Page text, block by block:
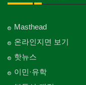
Masthead
온라인지면 보기
핫뉴스
이민·유학